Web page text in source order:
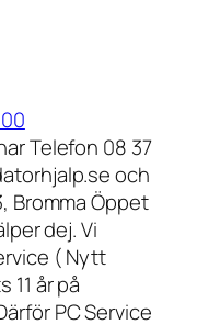
Telefon 08 37
och
Bromma Öppet
dej. Vi
( Nytt
11 år på
PC Service